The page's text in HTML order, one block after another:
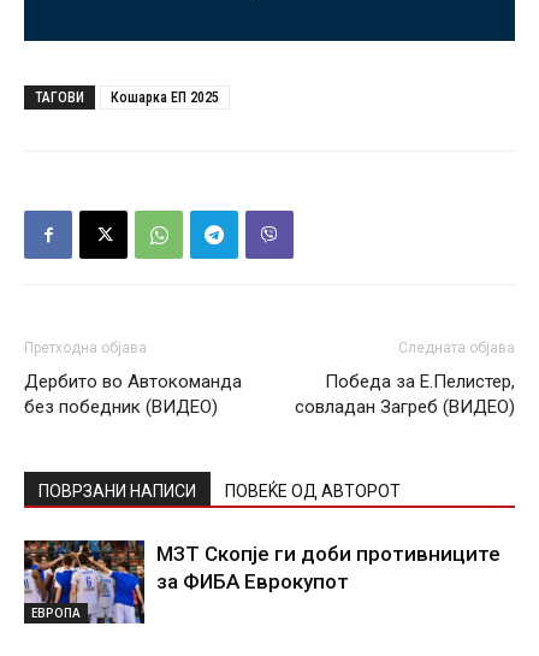
ТАГОВИ Кошарка ЕП 2025
Претходна објава
Дербито во Автокоманда
без победник (ВИДЕО)
Следната објава
Победа за Е.Пелистер,
совладан Загреб (ВИДЕО)
ПОВРЗАНИ НАПИСИ ПОВЕЌЕ ОД АВТОРОТ
ЕВРОПА
МЗТ Скопје ги доби противниците
за ФИБА Еврокупот